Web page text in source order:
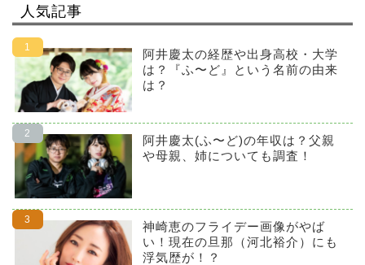
人気記事
阿井慶太の経歴や出身高校・大学
は？『ふ〜ど』という名前の由来
は？
阿井慶太(ふ〜ど)の年収は？父親
や母親、姉についても調査！
神崎恵のフライデー画像がやば
い！現在の旦那（河北裕介）にも
浮気歴が！？